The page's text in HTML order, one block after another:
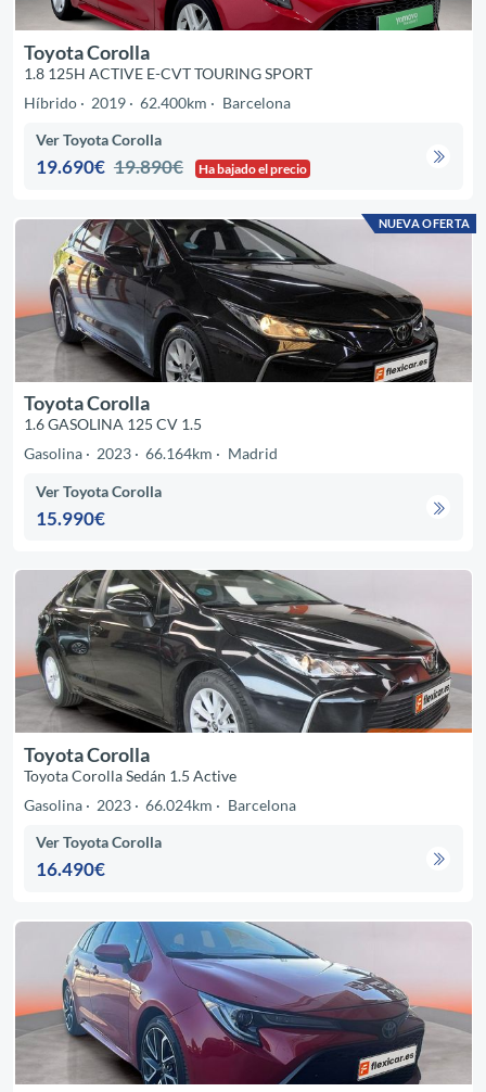
Toyota Corolla
1.8 125H ACTIVE E-CVT TOURING SPORT
Híbrido
2019 62.400km Barcelona
Ver Toyota Corolla
19.690€ 19.890€ Ha bajado el precio
NUEVA OFERTA
Toyota Corolla
1.6 GASOLINA 125 CV 1.5
Gasolina
2023 66.164km Madrid
Ver Toyota Corolla
15.990€
Toyota Corolla
Toyota Corolla Sedán 1.5 Active
Gasolina
2023 66.024km Barcelona
Ver Toyota Corolla
16.490€